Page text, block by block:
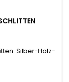
Silber-Holz-